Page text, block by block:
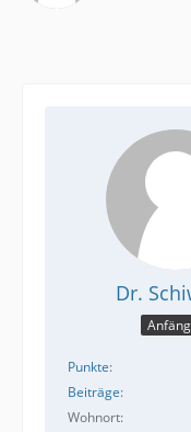
Dr.
Punkte
Beiträge
Wohnort